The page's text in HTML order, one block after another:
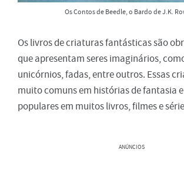
Os Contos de Beedle, o Bardo de J.K.
Os livros de criaturas fantásticas são
que apresentam seres imaginários,
unicórnios, fadas, entre outros. Essas
muito comuns em histórias de fantasia
populares em muitos livros, filmes e
ANÚNCIOS